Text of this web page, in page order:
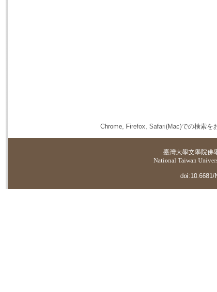
Chrome, Firefox, Safari(Mac)での検索を
臺灣大學文學院佛
National Taiwan
doi:10.6681/